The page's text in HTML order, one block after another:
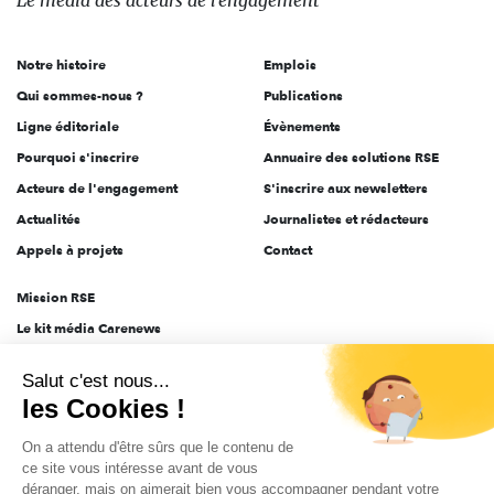
l'engagement
Notre histoire
Qui sommes-nous ?
Ligne éditoriale
Pourquoi s'inscrire
Acteurs de l'engagement
Actualités
Appels à projets
Emplois
Publications
Évènements
Annuaire des solutions RSE
S'inscrire aux newsletters
Journalistes et rédacteurs
Contact
Mission RSE
Le kit média Carenews
AEF info
Novethic
PRODURABLE
Inclusiv Day
Salut c'est nous...
les Cookies !
On a attendu d'être sûrs que le contenu de
ce site vous intéresse avant de vous
déranger, mais on aimerait bien vous accompagner pendant votre